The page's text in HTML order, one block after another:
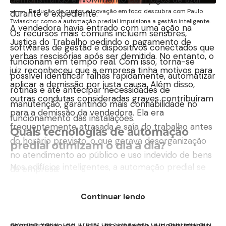
Redução de custos e inovação em foco: descubra com Paulo
Twiaschor como a automação predial impulsiona a gestão inteligente.
Os recursos mais comuns incluem sensores,
softwares de gestão e dispositivos conectados que
funcionam em tempo real. Com isso, torna-se
possível identificar falhas rapidamente, automatizar
rotinas e até antecipar necessidades de
manutenção, garantindo mais confiabilidade no
funcionamento das instalações.
Quais tecnologias de automação
predial otimizam o dia a dia?
Nos edifícios inteligentes, a automação predial se
da simples modernização estética. De acordo com
agrega valor por meio de soluções que aumentam
durante o expediente.
A vendedora havia entrado com uma ação na
Justiça do Trabalho pedindo o pagamento de
verbas rescisórias após ser demitida. No entanto, o
juiz reconheceu que a empresa tinha motivos para
aplicar a demissão por justa causa. Além disso,
outras condutas consideradas graves contribuíram
para a demissão da vendedora. Ela era
frequentemente atrasada e saía do trabalho antes
do horário previsto, o que gerava desorganização
no atendimento ao público e uso indevido de bens
da empresa.
favorável à vendedora, pois reconheceu o vínculo
Continuar lendo